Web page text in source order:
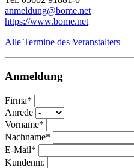
anmeldung@bome.net
https://www.bome.net
Alle Termine des Veranstalters
Anmeldung
Firma*
Anrede
Vorname*
Nachname*
E-Mail*
Kundennr.